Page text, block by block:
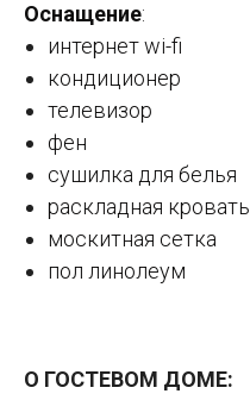
Оснащение:
интернет wi-fi
кондиционер
телевизор
фен
сушилка для белья
раскладная кровать
москитная сетка
пол линолеум
О ГОСТЕВОМ ДОМЕ: